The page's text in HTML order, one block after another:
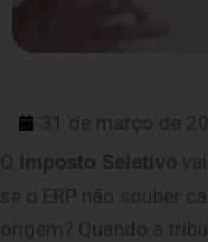
31 de março de
O Imposto Seletivo
se o ERP não souber
origem? Quando a